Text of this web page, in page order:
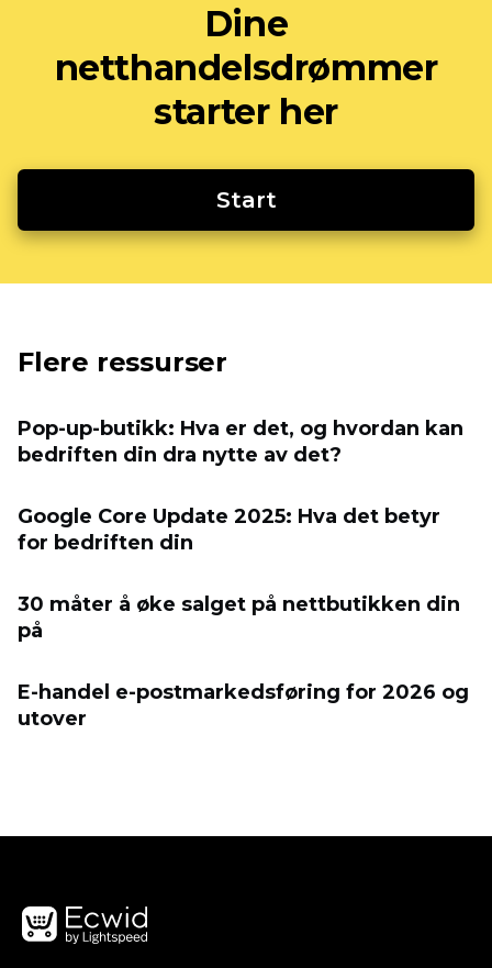
Dine
netthandelsdrømmer
starter her
Start
Flere ressurser
Pop-up-butikk: Hva er det, og hvordan kan
bedriften din dra nytte av det?
Google Core Update 2025: Hva det betyr
for bedriften din
30 måter å øke salget på nettbutikken din
på
E-handel e-postmarkedsføring for 2026 og
utover